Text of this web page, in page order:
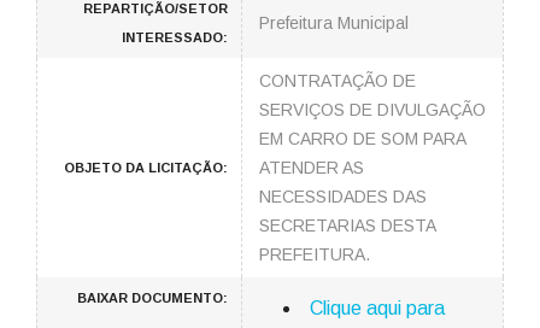
REPARTIÇÃO/SETOR
INTERESSADO:
Prefeitura Municipal
OBJETO DA LICITAÇÃO:
CONTRATAÇÃO DE
SERVIÇOS DE DIVULGAÇÃO
EM CARRO DE SOM PARA
ATENDER AS
NECESSIDADES DAS
SECRETARIAS DESTA
PREFEITURA.
BAIXAR DOCUMENTO:
Clique aqui para